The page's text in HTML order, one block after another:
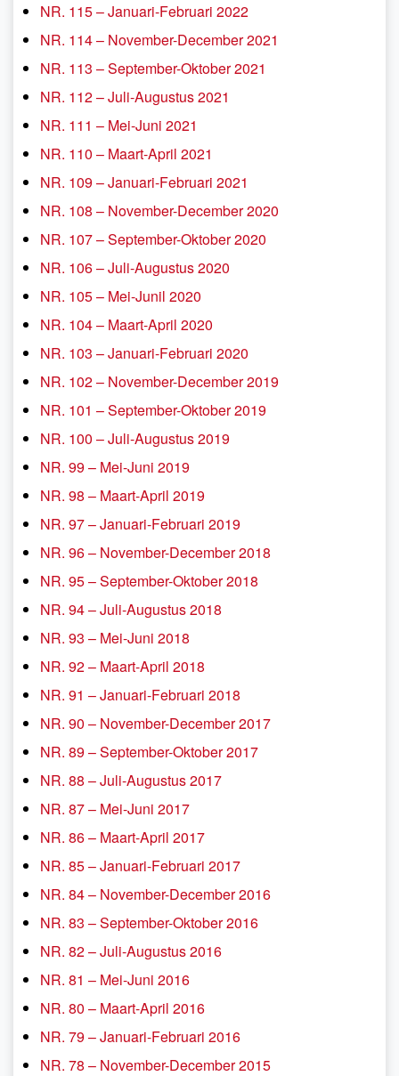
NR. 115 – Januari-Februari 2022
NR. 114 – November-December 2021
NR. 113 – September-Oktober 2021
NR. 112 – Juli-Augustus 2021
NR. 111 – Mei-Juni 2021
NR. 110 – Maart-April 2021
NR. 109 – Januari-Februari 2021
NR. 108 – November-December 2020
NR. 107 – September-Oktober 2020
NR. 106 – Juli-Augustus 2020
NR. 105 – Mei-Junil 2020
NR. 104 – Maart-April 2020
NR. 103 – Januari-Februari 2020
NR. 102 – November-December 2019
NR. 101 – September-Oktober 2019
NR. 100 – Juli-Augustus 2019
NR. 99 – Mei-Juni 2019
NR. 98 – Maart-April 2019
NR. 97 – Januari-Februari 2019
NR. 96 – November-December 2018
NR. 95 – September-Oktober 2018
NR. 94 – Juli-Augustus 2018
NR. 93 – Mei-Juni 2018
NR. 92 – Maart-April 2018
NR. 91 – Januari-Februari 2018
NR. 90 – November-December 2017
NR. 89 – September-Oktober 2017
NR. 88 – Juli-Augustus 2017
NR. 87 – Mei-Juni 2017
NR. 86 – Maart-April 2017
NR. 85 – Januari-Februari 2017
NR. 84 – November-December 2016
NR. 83 – September-Oktober 2016
NR. 82 – Juli-Augustus 2016
NR. 81 – Mei-Juni 2016
NR. 80 – Maart-April 2016
NR. 79 – Januari-Februari 2016
NR. 78 – November-December 2015